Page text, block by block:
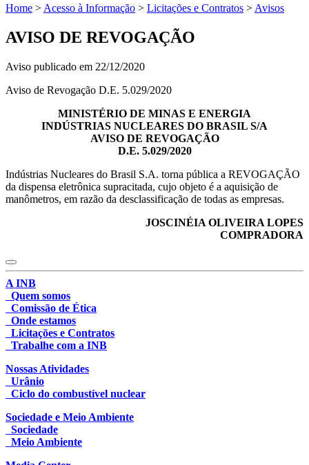
Home > Acesso à Informação > Licitações e Contratos > Avisos
AVISO DE REVOGAÇÃO
Aviso publicado em 22/12/2020
Aviso de Revogação D.E. 5.029/2020
MINISTÉRIO DE MINAS E ENERGIA
INDÚSTRIAS NUCLEARES DO BRASIL S/A
AVISO DE REVOGAÇÃO
D.E. 5.029/2020
Indústrias Nucleares do Brasil S.A. torna pública a REVOGAÇÃO
da dispensa eletrônica supracitada, cujo objeto é a aquisição de
manômetros, em razão da desclassificação de todas as empresas.
JOSCINÉIA OLIVEIRA LOPES
COMPRADORA
A INB
Quem somos
Comissão de Ética
Onde estamos
Licitações e Contratos
Trabalhe com a INB
Nossas Atividades
Urânio
Ciclo do combustível nuclear
Sociedade e Meio Ambiente
Sociedade
Meio Ambiente